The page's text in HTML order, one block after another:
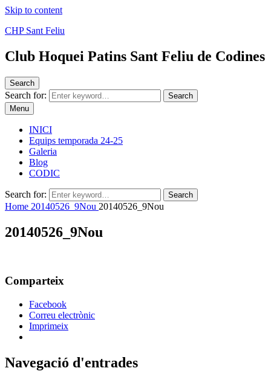
Skip to content
CHP Sant Feliu
Club Hoquei Patins Sant Feliu de Codines
Search
Search for:
Search
Menu
INICI
Equips temporada 24-25
Galeria
Blog
CODIC
Search for: Search
Home 20140526_9Nou 20140526_9Nou
20140526_9Nou
Comparteix
Facebook
Correu electrònic
Imprimeix
Navegació d'entrades